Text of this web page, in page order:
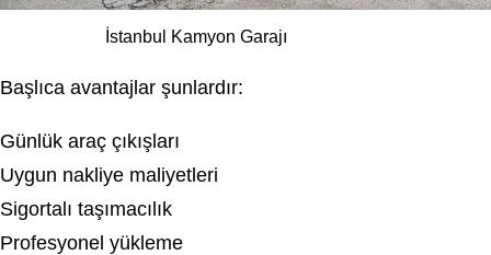
İstanbul Kamyon Garajı
Başlıca avantajlar şunlardır:
Günlük araç çıkışları
Uygun nakliye maliyetleri
Sigortalı taşımacılık
Profesyonel yükleme